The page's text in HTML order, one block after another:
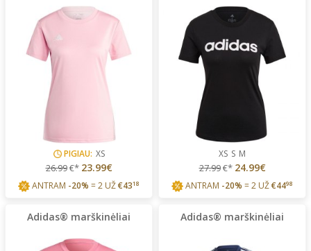
PIGIAU: XS
26.99€* 23.99€
ANTRAM -20% = 2 UŽ€4318
XS S M
27.99€* 24.99€
ANTRAM -20% = 2 UŽ€4498
Adidas® marškinėliai Adidas® marškinėliai